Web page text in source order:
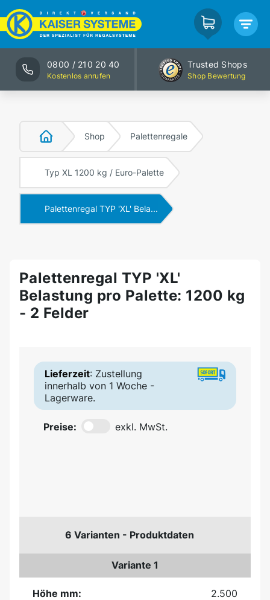
0800 / 210 20 40
Kostenlos anrufen
Trusted Shops
Shop Bewertung
Shop Palettenregale
Typ XL 1200 kg / Euro-Palette
Palettenregal TYP 'XL' Bela...
Palettenregal TYP 'XL'
Belastung pro Palette: 1200 kg
- 2 Felder
Lieferzeit: Zustellung
innerhalb von 1 Woche -
Lagerware.
Preise: exkl. MwSt.
6 Varianten - Produktdaten
Variante 1
Höhe mm:
2.500